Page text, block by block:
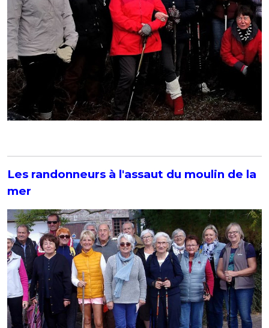
Les randonneurs à l'assaut du moulin de la
mer